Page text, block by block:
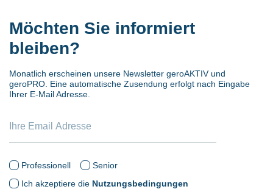
Möchten Sie informiert
bleiben?
Monatlich erscheinen unsere Newsletter geroAKTIV und
geroPRO. Eine automatische Zusendung erfolgt nach Eingabe
Ihrer E-Mail Adresse.
Professionell
Senior
Ich akzeptiere die Nutzungsbedingungen